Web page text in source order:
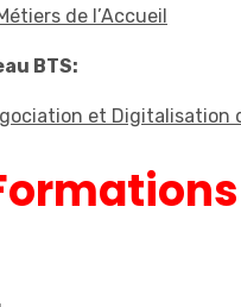
de l’Accueil
BTS:
et Digitalisation